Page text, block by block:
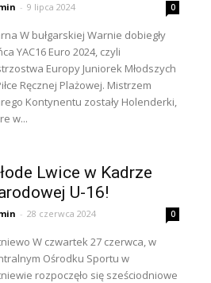
- 9 lipca 2024 0
Warnie dobiegły
YAC16 Euro 2024, czyli
Europy Juniorek Młodszych
Ręcznej Plażowej. Mistrzem
Kontynentu zostały Holenderki,
w...
Lwice w Kadrze
U-16!
- 28 czerwca 2024 0
W czwartek 27 czerwca, w
Ośrodku Sportu w
rozpoczęło się sześciodniowe